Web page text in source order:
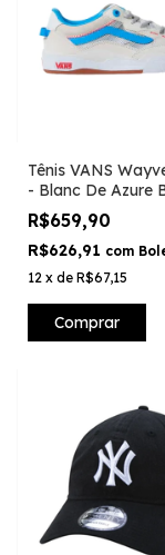
Tênis VANS
- Blanc De Azure
R$659,90
R$626,91 com
12 x de R$67,15
Comprar